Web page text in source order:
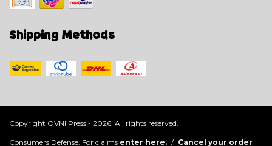
Shipping Methods
Copyright OVNI Press - 2026. All rights reserved.
Consumers Defense. For claims enter here. / Cancel your order